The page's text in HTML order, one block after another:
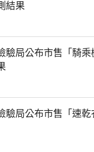
結果
驗局公布市售「騎乘
驗局公布市售「速乾